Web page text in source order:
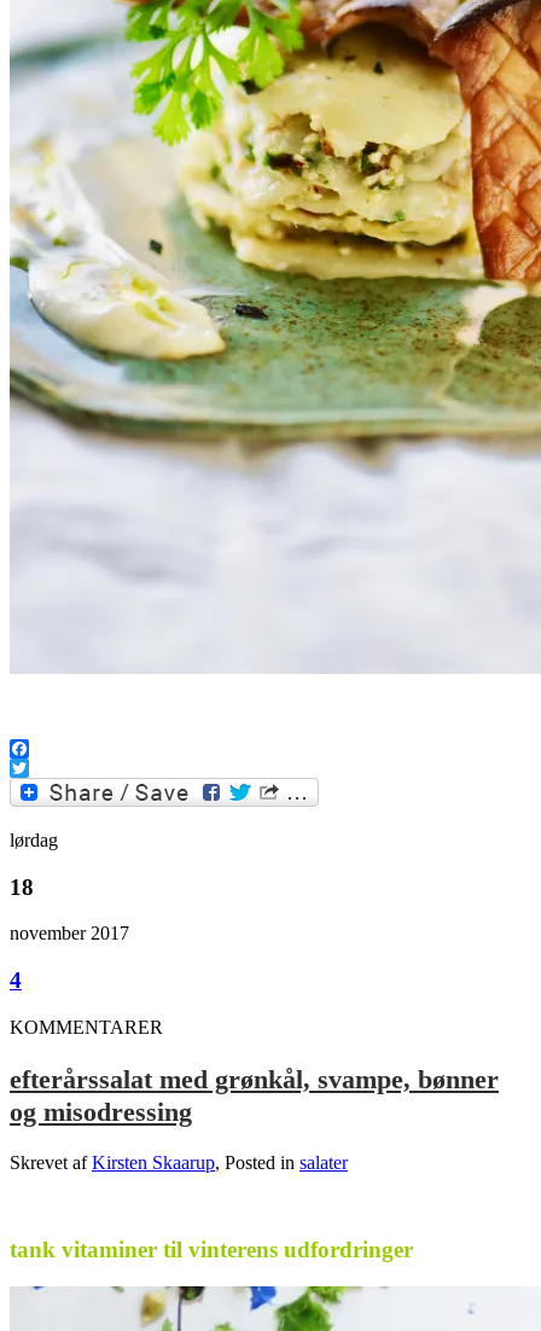
Facebook
Twitter
lørdag
18
november 2017
4
KOMMENTARER
efterårssalat med grønkål, svampe, bønner
og misodressing
Skrevet afKirsten Skaarup, Posted in salater
tank vitaminer til vinterens udfordringer